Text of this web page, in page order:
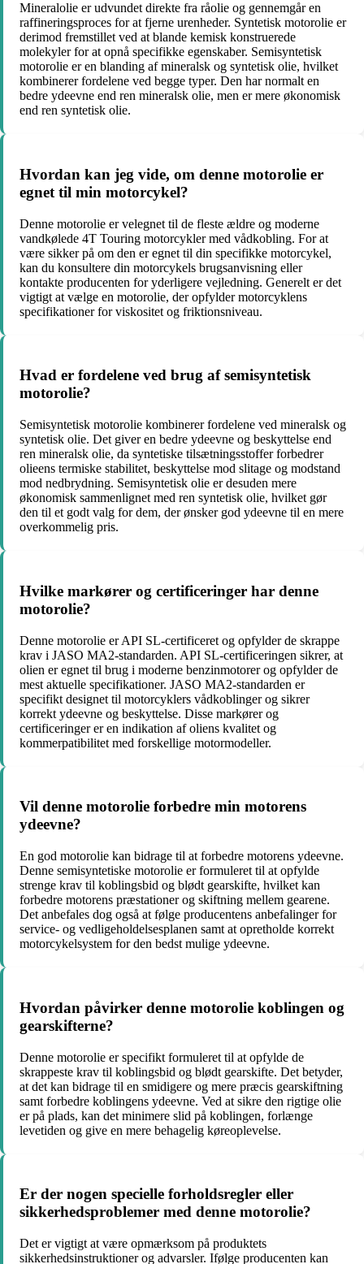
Mineralolie er udvundet direkte fra råolie og gennemgår en
raffineringsproces for at fjerne urenheder. Syntetisk motorolie er
derimod fremstillet ved at blande kemisk konstruerede
molekyler for at opnå specifikke egenskaber. Semisyntetisk
motorolie er en blanding af mineralsk og syntetisk olie, hvilket
kombinerer fordelene ved begge typer. Den har normalt en
bedre ydeevne end ren mineralsk olie, men er mere økonomisk
end ren syntetisk olie.
Hvordan kan jeg vide, om denne motorolie er
egnet til min motorcykel?
Denne motorolie er velegnet til de fleste ældre og moderne
vandkølede 4T Touring motorcykler med vådkobling. For at
være sikker på om den er egnet til din specifikke motorcykel,
kan du konsultere din motorcykels brugsanvisning eller
kontakte producenten for yderligere vejledning. Generelt er det
vigtigt at vælge en motorolie, der opfylder motorcyklens
specifikationer for viskositet og friktionsniveau.
Hvad er fordelene ved brug af semisyntetisk
motorolie?
Semisyntetisk motorolie kombinerer fordelene ved mineralsk og
syntetisk olie. Det giver en bedre ydeevne og beskyttelse end
ren mineralsk olie, da syntetiske tilsætningsstoffer forbedrer
olieens termiske stabilitet, beskyttelse mod slitage og modstand
mod nedbrydning. Semisyntetisk olie er desuden mere
økonomisk sammenlignet med ren syntetisk olie, hvilket gør
den til et godt valg for dem, der ønsker god ydeevne til en mere
overkommelig pris.
Hvilke markører og certificeringer har denne
motorolie?
Denne motorolie er API SL-certificeret og opfylder de skrappe
krav i JASO MA2-standarden. API SL-certificeringen sikrer, at
olien er egnet til brug i moderne benzinmotorer og opfylder de
mest aktuelle specifikationer. JASO MA2-standarden er
specifikt designet til motorcyklers vådkoblinger og sikrer
korrekt ydeevne og beskyttelse. Disse markører og
certificeringer er en indikation af oliens kvalitet og
kommerpatibilitet med forskellige motormodeller.
Vil denne motorolie forbedre min motorens
ydeevne?
En god motorolie kan bidrage til at forbedre motorens ydeevne.
Denne semisyntetiske motorolie er formuleret til at opfylde
strenge krav til koblingsbid og blødt gearskifte, hvilket kan
forbedre motorens præstationer og skiftning mellem gearene.
Det anbefales dog også at følge producentens anbefalinger for
service- og vedligeholdelsesplanen samt at opretholde korrekt
motorcykelsystem for den bedst mulige ydeevne.
Hvordan påvirker denne motorolie koblingen og
gearskifterne?
Denne motorolie er specifikt formuleret til at opfylde de
skrappeste krav til koblingsbid og blødt gearskifte. Det betyder,
at det kan bidrage til en smidigere og mere præcis gearskiftning
samt forbedre koblingens ydeevne. Ved at sikre den rigtige olie
er på plads, kan det minimere slid på koblingen, forlænge
levetiden og give en mere behagelig køreoplevelse.
Er der nogen specielle forholdsregler eller
sikkerhedsproblemer med denne motorolie?
Det er vigtigt at være opmærksom på produktets
sikkerhedsinstruktioner og advarsler. Ifølge producenten kan